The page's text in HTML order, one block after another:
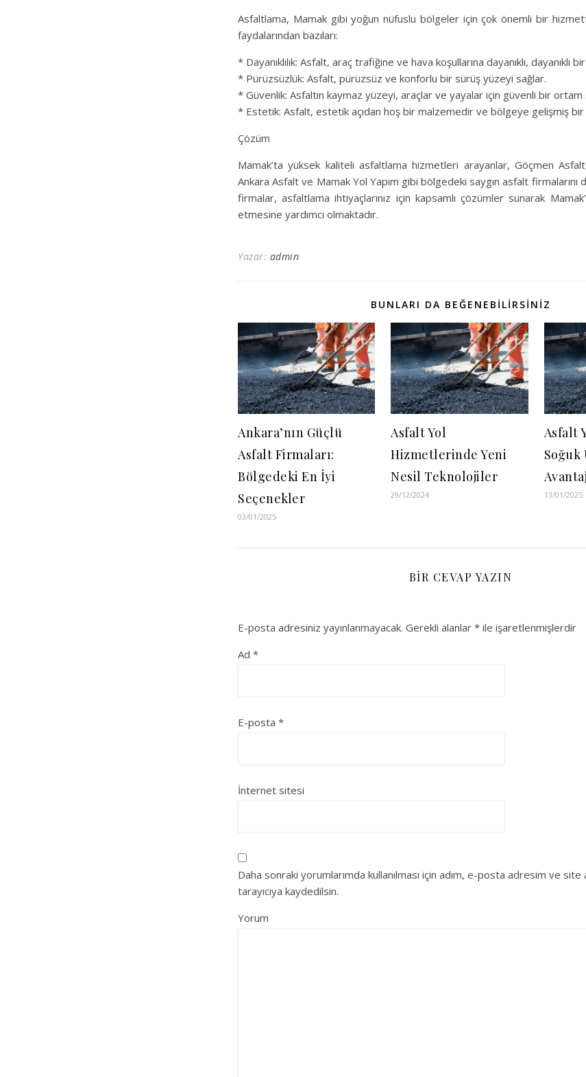
Asfaltlama, Mamak gibi yoğun nüfuslu bölgeler için çok önemli bir
faydalarından bazıları:
* Dayanıklılık: Asfalt, araç trafiğine ve hava koşullarına dayanıklı, dayanıklı
* Pürüzsüzlük: Asfalt, pürüzsüz ve konforlu bir sürüş yüzeyi sağlar.
* Güvenlik: Asfaltın kaymaz yüzeyi, araçlar ve yayalar için güvenli bir ortam
* Estetik: Asfalt, estetik açıdan hoş bir malzemedir ve bölgeye gelişmiş bir
Çözüm
Mamak’ta yüksek kaliteli asfaltlama hizmetleri arayanlar, Göçmen
Ankara Asfalt ve Mamak Yol Yapım gibi bölgedeki saygın asfalt firmalarını
firmalar, asfaltlama ihtiyaçlarınız için kapsamlı çözümler sunarak
etmesine yardımcı olmaktadır.
Yazar: admin
BUNLARI DA BEĞENEBILIRSINIZ
Ankara’nın Güçlü
Asfalt Firmaları:
Bölgedeki En İyi
Seçenekler
03/01/2025
Asfalt Yol
Hizmetlerinde Yeni
Nesil Teknolojiler
29/12/2024
Asfalt
Soğuk
13/01/2025
BIR CEVAP YAZIN
E-posta adresiniz yayınlanmayacak. Gerekli alanlar * ile işaretlenmişlerdir
Ad *
E-posta *
İnternet sitesi
Daha sonraki yorumlarımda kullanılması için adım, e-posta adresim ve
tarayıcıya kaydedilsin.
Yorum